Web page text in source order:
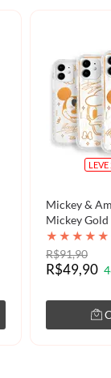
LEVE
Mickey &
Mickey Gold
★ ★ ★ ★ ★
R$91,90
R$49,90